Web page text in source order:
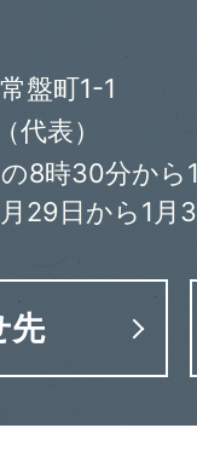
盤町1-1
表）
8時30分から
29日から1月
先